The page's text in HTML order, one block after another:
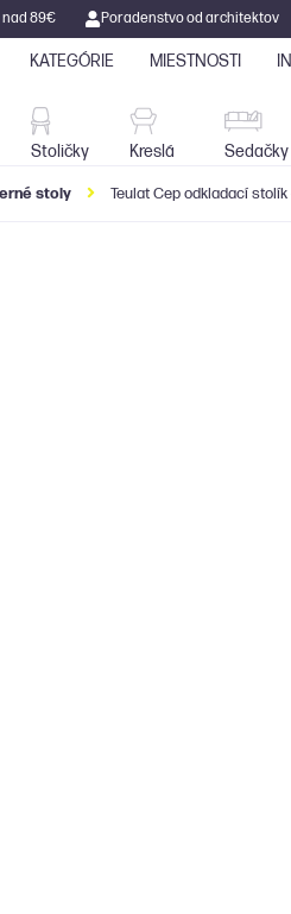
89€ Poradenstvo od architektov
KATEGÓRIE
Kreslá
MIESTNOSTI
Stoličky Kreslá Sedačky
stoly Teulat Cep odkladací